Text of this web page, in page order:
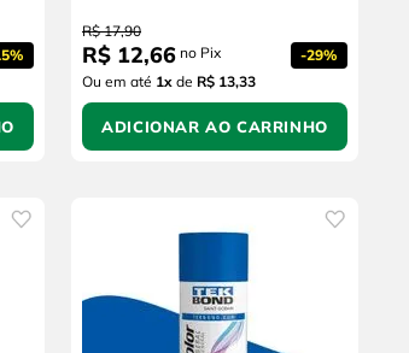
R$ 17,90
R$ 12,66 no Pix -29%
Ou em até 1x de R$ 13,33
ADICIONAR AO CARRINHO